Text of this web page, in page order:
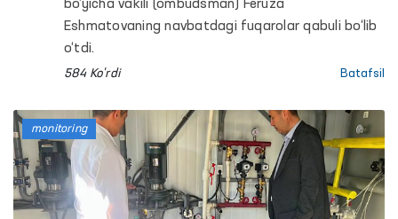
bo‘yicha vakili (ombudsman) Feruza
Eshmatovaning navbatdagi fuqarolar qabuli bo‘lib
o‘tdi.
584 Ko'rdi Batafsil
monitoring